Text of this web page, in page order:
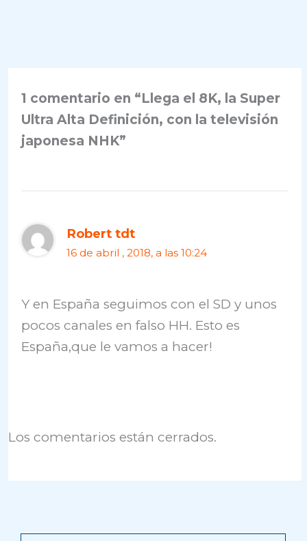
1 comentario en “Llega el 8K, la Super
Ultra Alta Definición, con la televisión
japonesa NHK”
Robert tdt
16 de abril , 2018, a las 10:24
Y en España seguimos con el SD y unos
pocos canales en falso HH. Esto es
España,que le vamos a hacer!
Los comentarios están cerrados.